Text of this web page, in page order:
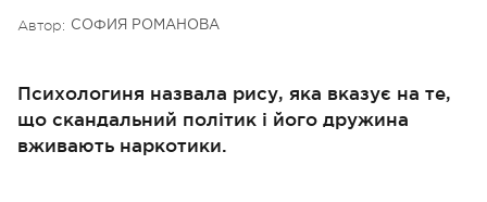
Автор: СОФИЯ РОМАНОВА
Психологиня назвала рису, яка вказує на те,
що скандальний політик і його дружина
вживають наркотики.